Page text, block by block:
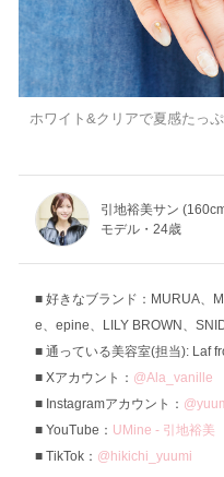
ホワイト&クリアで夏感たっ
引地裕美サン
モデル・24歳
好きなブランド：MURUA、
e、epine、LILY BROWN、
通っている美容室(担当): Laf
Xアカウント： @Ala_vanille
Instagramアカウント：
YouTube： UMine - 引地裕美
TikTok： @hikichi_yuumi